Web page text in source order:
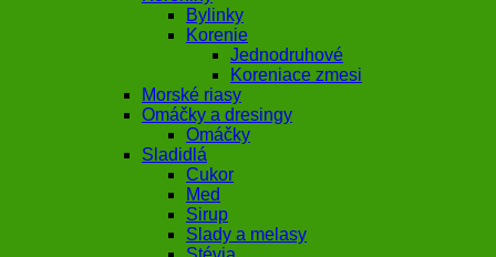
Bylinky
Korenie
Jednodruhové
Koreniace zmesi
Morské riasy
Omáčky a dresingy
Omáčky
Sladidlá
Cukor
Med
Sirup
Slady a melasy